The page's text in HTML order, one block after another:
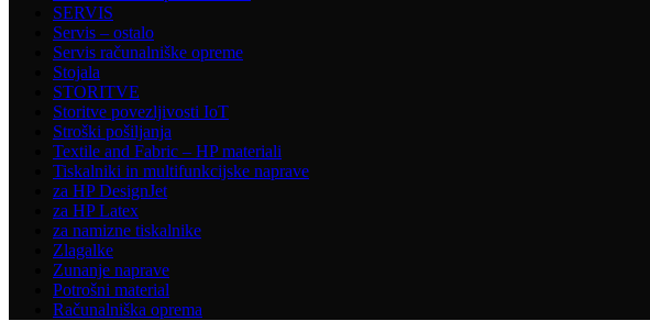
SERVIS
Servis – ostalo
Servis računalniške opreme
Stojala
STORITVE
Storitve povezljivosti IoT
Stroški pošiljanja
Textile and Fabric – HP materiali
Tiskalniki in multifunkcijske naprave
za HP DesignJet
za HP Latex
za namizne tiskalnike
Zlagalke
Zunanje naprave
Potrošni material
Računalniška oprema